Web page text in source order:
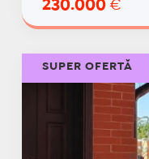
230.000 €
SUPER OFERTĂ